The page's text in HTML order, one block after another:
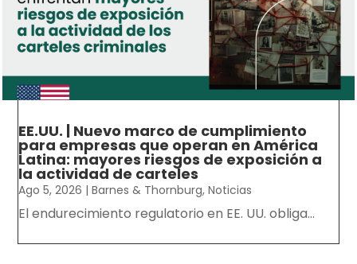
EE.UU. | Nuevo marco de cumplimiento
para empresas que operan en América
Latina: mayores riesgos de exposición a
la actividad de carteles
Ago 5, 2026 |Barnes & Thornburg,Noticias
El endurecimiento regulatorio en EE. UU. obliga...